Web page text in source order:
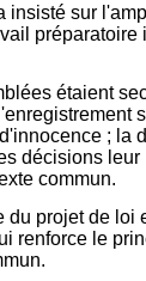
insisté sur
étaient
; la
décisions
commun.
du projet de
le